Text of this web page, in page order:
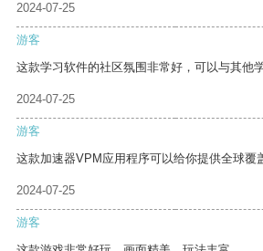
2024-07-25
游客
这款学习软件的社区氛围非常好，可以与其他
2024-07-25
游客
这款加速器VPM应用程序可以给你提供全球覆
2024-07-25
游客